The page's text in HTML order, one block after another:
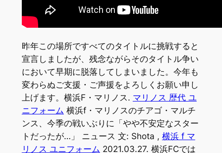
昨年この場所ですべてのタイトルに挑戦すると
宣言しましたが、残念ながらそのタイトル争い
において早期に脱落してしまいました。今年も
変わらぬご支援・ご声援をよろしくお願い申し
上げます。横浜F・マリノス. マリノス 歴代 ユ
ニフォーム 横浜f・マリノスのチアゴ・マルチ
ンス、今季の戦いぶりに「やや不安定なスター
トだったが…」 ニュース 文: Shota , 横浜 f マ
リノス ユニフォーム 2021.03.27. 横浜FCでは